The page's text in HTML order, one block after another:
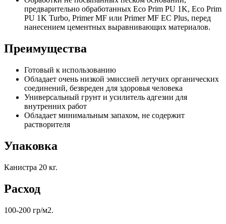
предварительно обработанных Eco Prim PU 1K, Eco Prim
PU 1K Turbo, Primer MF или Primer MF EC Plus, перед
нанесением цементных выравнивающих материалов.
Преимущества
Готовый к использованию
Обладает очень низкой эмиссией летучих органических
соединений, безвреден для здоровья человека
Универсальный грунт и усилитель адгезии для
внутренних работ
Обладает минимальным запахом, не содержит
растворителя
Упаковка
Канистра 20 кг.
Расход
100-200 гр/м2.